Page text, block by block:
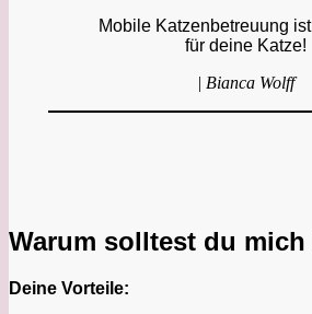
Mobile Katzenbetreuung
für deine Katze!
| Bianca Wolff
Warum solltest du
Deine Vorteile: